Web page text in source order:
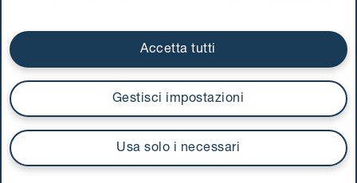
Documenti contrattuali
Via Stalingrado 37 - 40128 Bologna
Tel 051 5077111 - Fax 051 375349
unipolmove@pec.unipol.it
C.F. 03506831209 e P. IVA 03740811207 R.E.A. 524585
UnipolTech S.p.A.
I prezzi si intendono compresi di IVA
Usa solo i necessari
Gestisci impostazioni
Accetta tutti